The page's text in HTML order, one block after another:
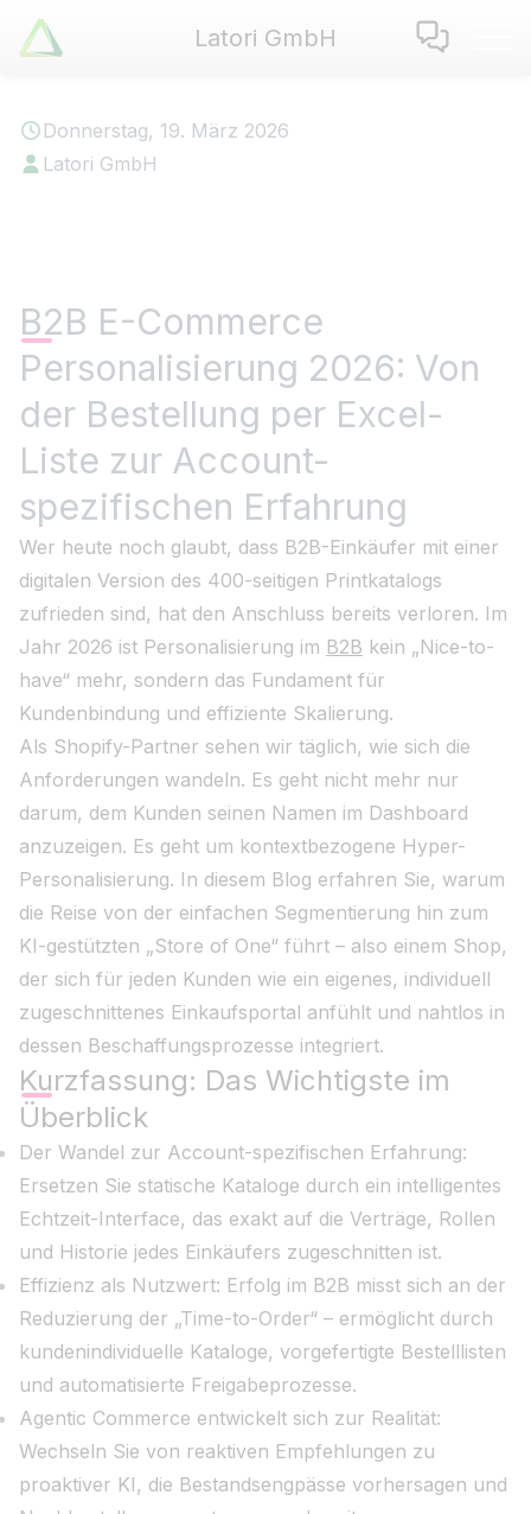
Latori GmbH Latori GmbH
Blog
Kontakt
Donnerstag, 19. März 2026
Latori GmbH
B2B E-Commerce
Personalisierung 2026: Von
der Bestellung per Excel-
Liste zur Account-
spezifischen Erfahrung
Wer heute noch glaubt, dass B2B-Einkäufer mit einer
digitalen Version des 400-seitigen Printkatalogs
zufrieden sind, hat den Anschluss bereits verloren. Im
Jahr 2026 ist Personalisierung im B2B kein „Nice-to-
have“ mehr, sondern das Fundament für
Kundenbindung und effiziente Skalierung.
Als Shopify-Partner sehen wir täglich, wie sich die
Anforderungen wandeln. Es geht nicht mehr nur
darum, dem Kunden seinen Namen im Dashboard
anzuzeigen. Es geht um kontextbezogene Hyper-
Personalisierung. In diesem Blog erfahren Sie, warum
die Reise von der einfachen Segmentierung hin zum
KI-gestützten „Store of One“ führt – also einem Shop,
der sich für jeden Kunden wie ein eigenes, individuell
zugeschnittenes Einkaufsportal anfühlt und nahtlos in
dessen Beschaffungsprozesse integriert.
Kurzfassung: Das Wichtigste im
Überblick
Der Wandel zur Account-spezifischen Erfahrung:
Ersetzen Sie statische Kataloge durch ein intelligentes
Echtzeit-Interface, das exakt auf die Verträge, Rollen
und Historie jedes Einkäufers zugeschnitten ist.
Effizienz als Nutzwert: Erfolg im B2B misst sich an der
Reduzierung der „Time-to-Order“ – ermöglicht durch
kundenindividuelle Kataloge, vorgefertigte Bestelllisten
und automatisierte Freigabeprozesse.
Agentic Commerce entwickelt sich zur Realität:
Wechseln Sie von reaktiven Empfehlungen zu
proaktiver KI, die Bestandsengpässe vorhersagen und